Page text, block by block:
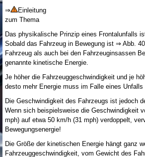
⇒
Einleitung
zum Thema
Das physikalische Prinzip eines Frontalunfalls
Sobald das Fahrzeug in Bewegung ist ⇒ Abb.
Fahrzeug als auch bei den Fahrzeuginsassen
genannte kinetische Energie.
Je höher die Fahrzeuggeschwindigkeit und je
desto mehr Energie muss im Falle eines Unfalls
Die Geschwindigkeit des Fahrzeugs ist jedoch
Wenn sich beispielsweise die Geschwindigkeit
mph) auf etwa 50 km/h (31 mph) verdoppelt,
Bewegungsenergie!
Die Größe der kinetischen Energie hängt ganz
Fahrzeuggeschwindigkeit, vom Gewicht des